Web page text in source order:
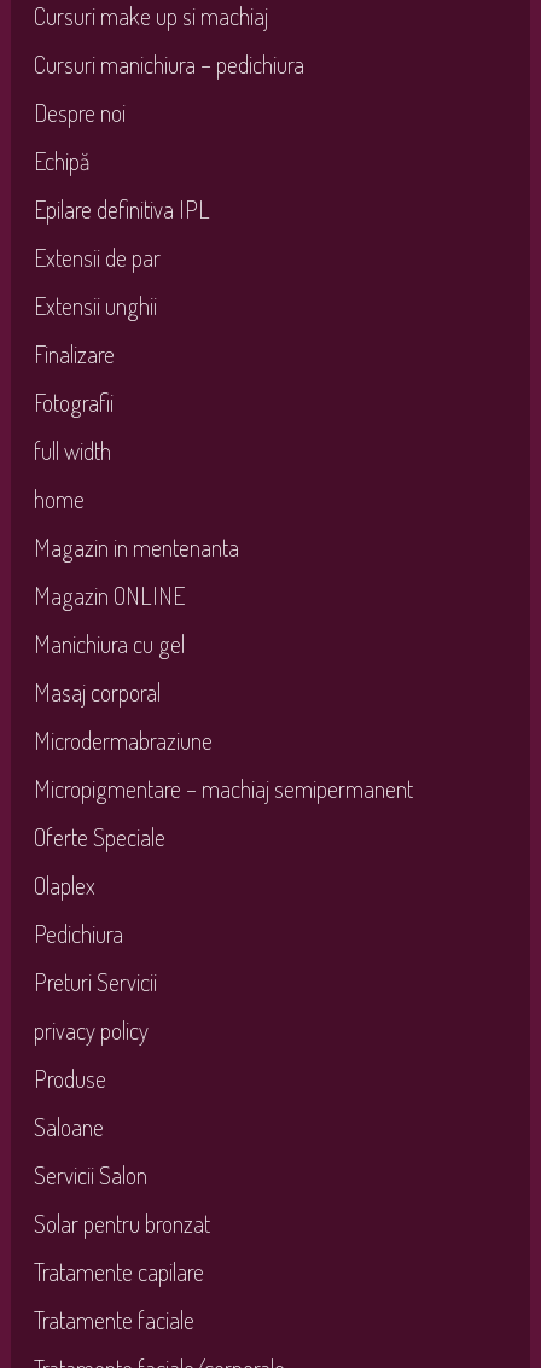
Cursuri make up si machiaj
Cursuri manichiura – pedichiura
Despre noi
Echipă
Epilare definitiva IPL
Extensii de par
Extensii unghii
Finalizare
Fotografii
full width
home
Magazin in mentenanta
Magazin ONLINE
Manichiura cu gel
Masaj corporal
Microdermabraziune
Micropigmentare – machiaj semipermanent
Oferte Speciale
Olaplex
Pedichiura
Preturi Servicii
privacy policy
Produse
Saloane
Servicii Salon
Solar pentru bronzat
Tratamente capilare
Tratamente faciale